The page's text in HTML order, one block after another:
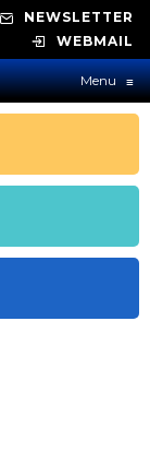
NEWSLETTER
WEBMAIL
Menu≡